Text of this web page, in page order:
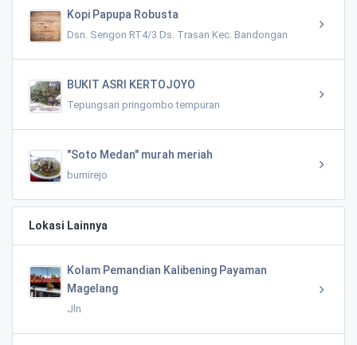
Kopi Papupa Robusta
Dsn. Sengon RT4/3 Ds. Trasan Kec. Bandongan
BUKIT ASRI KERTOJOYO
Tepungsari pringombo tempuran
"Soto Medan" murah meriah
bumirejo
Lokasi Lainnya
Kolam Pemandian Kalibening Payaman
Magelang
Jln